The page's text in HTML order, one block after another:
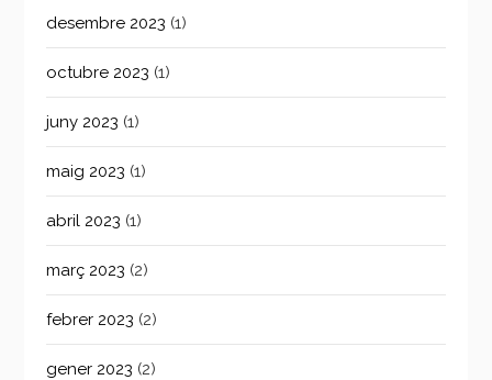
desembre 2023 (1)
octubre 2023 (1)
juny 2023 (1)
maig 2023 (1)
abril 2023 (1)
març 2023 (2)
febrer 2023 (2)
gener 2023 (2)